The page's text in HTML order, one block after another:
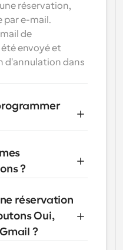
réservation,
par e-mail.
de
envoyé et
d'annulation dans
?
réservation
Oui,
?